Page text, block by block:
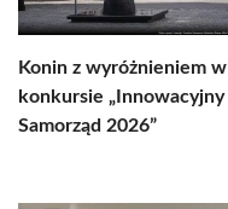
Konin z wyróżnieniem w
konkursie „Innowacyjny
Samorząd 2026”